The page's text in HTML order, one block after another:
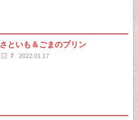
さといも＆ごまのプリン
7 2022.01.17